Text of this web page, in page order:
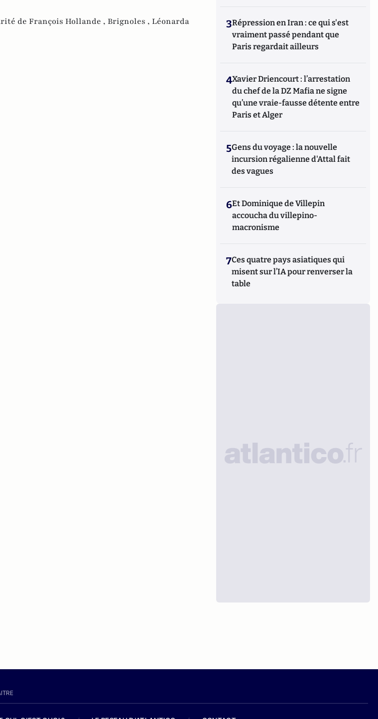
de François Hollande , Brignoles , Léonarda 3Répression en Iran : ce qui s'est
vraiment passé pendant que
Paris regardait ailleurs
4Xavier Driencourt : l’arrestation
du chef de la DZ Mafia ne signe
qu’une vraie-fausse détente entre
Paris et Alger
5Gens du voyage : la nouvelle
incursion régalienne d'Attal fait
des vagues
6Et Dominique de Villepin
accoucha du villepino-
macronisme
7Ces quatre pays asiatiques qui
misent sur l’IA pour renverser la
table